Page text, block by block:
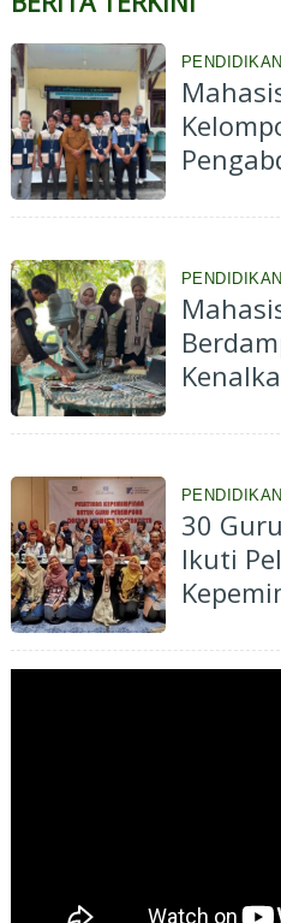
PENDIDIKAN
PENDIDIKAN
PENDIDIKAN
30
Ikuti